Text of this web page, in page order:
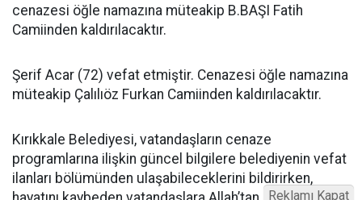
cenazesi öğle namazına müteakip B.BAŞI Fatih
Camiinden kaldırılacaktır.
Şerif Acar (72) vefat etmiştir. Cenazesi öğle namazına
müteakip Çalılıöz Furkan Camiinden kaldırılacaktır.
Kırıkkale Belediyesi, vatandaşların cenaze
programlarına ilişkin güncel bilgilere belediyenin vefat
ilanları bölümünden ulaşabileceklerini bildirirken,
Reklamı Kapat